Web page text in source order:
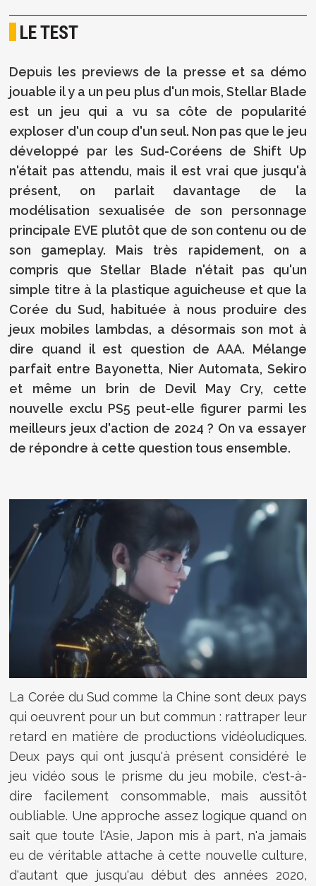
LE TEST
Depuis les previews de la presse et sa démo
jouable il y a un peu plus d'un mois, Stellar Blade
est un jeu qui a vu sa côte de popularité
exploser d'un coup d'un seul. Non pas que le jeu
développé par les Sud-Coréens de Shift Up
n'était pas attendu, mais il est vrai que jusqu'à
présent, on parlait davantage de la
modélisation sexualisée de son personnage
principale EVE plutôt que de son contenu ou de
son gameplay. Mais très rapidement, on a
compris que Stellar Blade n'était pas qu'un
simple titre à la plastique aguicheuse et que la
Corée du Sud, habituée à nous produire des
jeux mobiles lambdas, a désormais son mot à
dire quand il est question de AAA. Mélange
parfait entre Bayonetta, Nier Automata, Sekiro
et même un brin de Devil May Cry, cette
nouvelle exclu PS5 peut-elle figurer parmi les
meilleurs jeux d'action de 2024 ? On va essayer
de répondre à cette question tous ensemble.
La Corée du Sud comme la Chine sont deux pays
qui oeuvrent pour un but commun : rattraper leur
retard en matière de productions vidéoludiques.
Deux pays qui ont jusqu'à présent considéré le
jeu vidéo sous le prisme du jeu mobile, c'est-à-
dire facilement consommable, mais aussitôt
oubliable. Une approche assez logique quand on
sait que toute l'Asie, Japon mis à part, n'a jamais
eu de véritable attache à cette nouvelle culture,
d'autant que jusqu'au début des années 2020,